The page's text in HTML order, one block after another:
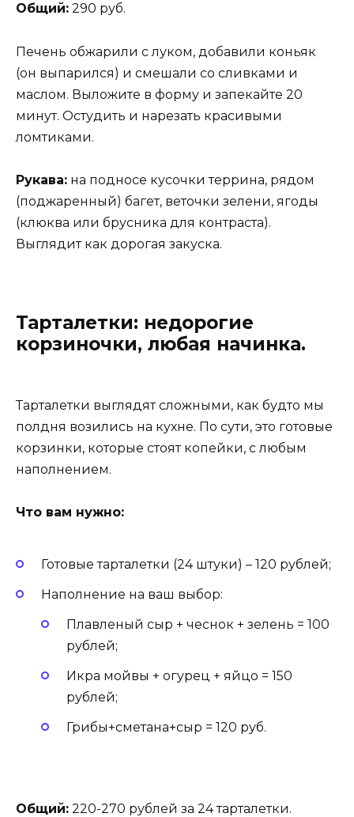
Общий: 290 руб.
Печень обжарили с луком, добавили коньяк
(он выпарился) и смешали со сливками и
маслом. Выложите в форму и запекайте 20
минут. Остудить и нарезать красивыми
ломтиками.
Рукава: на подносе кусочки террина, рядом
(поджаренный) багет, веточки зелени, ягоды
(клюква или брусника для контраста).
Выглядит как дорогая закуска.
Тарталетки: недорогие
корзиночки, любая начинка.
Тарталетки выглядят сложными, как будто мы
полдня возились на кухне. По сути, это готовые
корзинки, которые стоят копейки, с любым
наполнением.
Что вам нужно:
Готовые тарталетки (24 штуки) – 120 рублей;
Наполнение на ваш выбор:
Плавленый сыр + чеснок + зелень = 100
рублей;
Икра мойвы + огурец + яйцо = 150
рублей;
Грибы+сметана+сыр = 120 руб.
Общий: 220-270 рублей за 24 тарталетки.